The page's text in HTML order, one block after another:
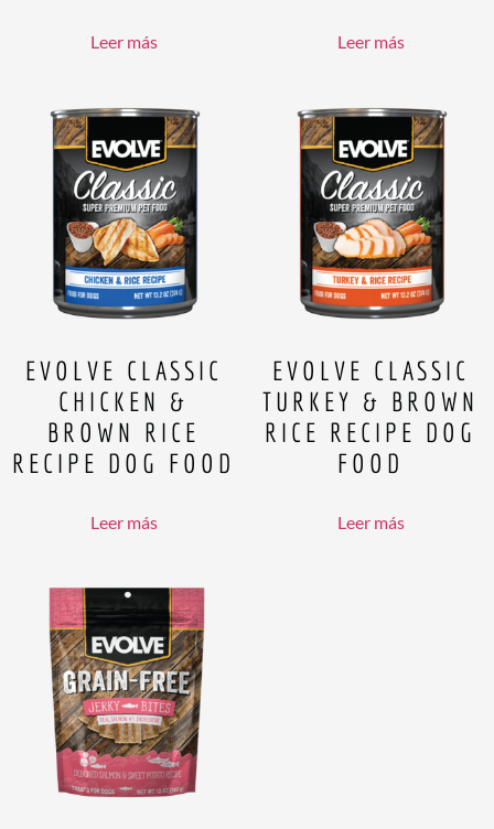
Leer más Leer más
EVOLVE CLASSIC
CHICKEN &
BROWN RICE
RECIPE DOG FOOD
Leer más
EVOLVE CLASSIC
TURKEY & BROWN
RICE RECIPE DOG
FOOD
Leer más